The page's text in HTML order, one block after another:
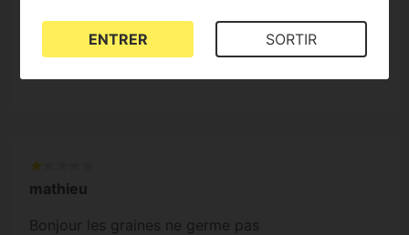
40%
des clients le recommandent
mathieu
Bonjour les graines ne germe pas
ENTRER SORTIR